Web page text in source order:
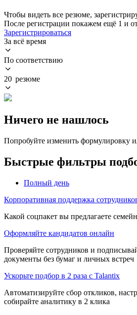
Чтобы видеть все резюме,
После регистрации покажем ещё 1 и
Зарегистрироваться
За всё время
По соответствию
20 резюме
Ничего не нашлось
Попробуйте изменить формулировку
Быстрые фильтры
Полный день
Корпоративная поддержка
Какой соцпакет вы предлагаете
Оформляйте кандидатов онлайн
Проверяйте сотрудников и
документы без бумаг и личных встреч
Ускорьте подбор в 2 раза с Talantix
Автоматизируйте сбор откликов,
собирайте аналитику в 2 клика